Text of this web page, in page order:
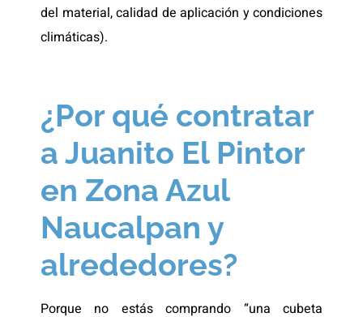
del material, calidad de aplicación y condiciones
climáticas).
¿Por qué contratar
a Juanito El Pintor
en Zona Azul
Naucalpan y
alrededores?
Porque no estás comprando “una cubeta